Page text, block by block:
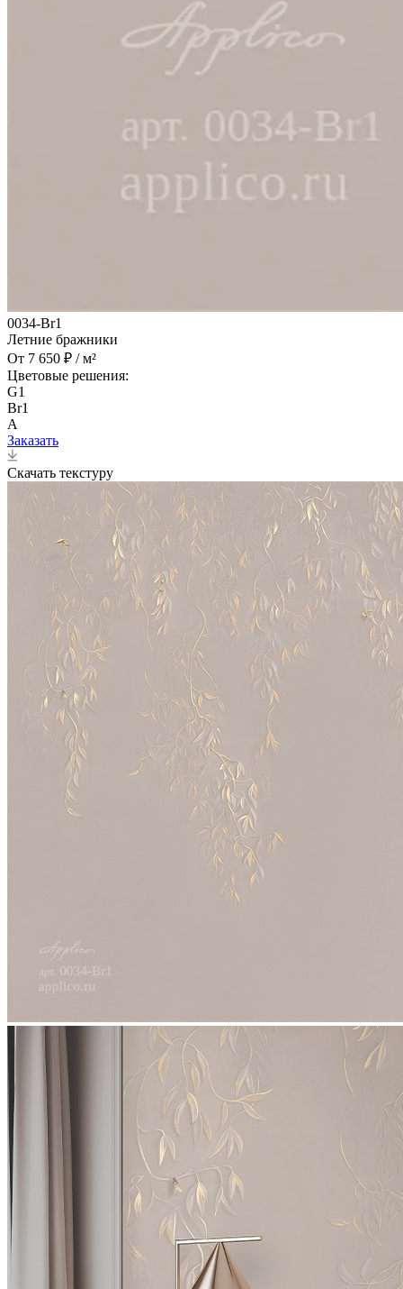
0034-Br1
Летние бражники
От 7 650 ₽ / м²
Цветовые решения:
G1
Br1
A
Заказать
Скачать текстуру